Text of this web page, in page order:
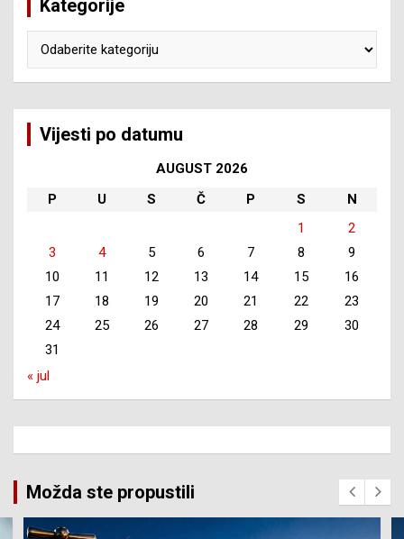
Kategorije
Vijesti po datumu
AUGUST 2026
P
U S Č P S
N
1
2
3
4 5 6 7 8
9
10
11 12 13 14 15
16
17
18 19 20 21 22
23
24
25 26 27 28 29
30
31
« jul
Možda ste propustili